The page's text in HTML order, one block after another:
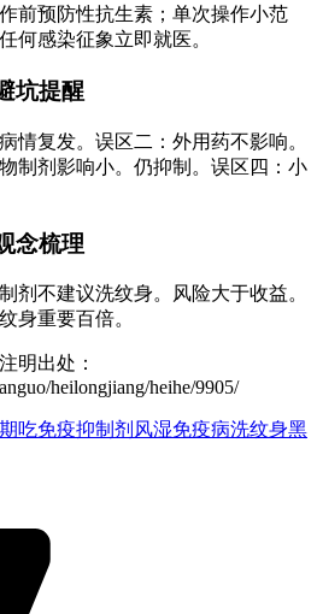
前预防性抗生素；单次操作小范
何感染征象立即就医。
坑提醒
情复发。误区二：外用药不影响。
制剂影响小。仍抑制。误区四：小
念梳理
剂不建议洗纹身。风险大于收益。
身重要百倍。
明出处：
heilongjiang/heihe/9905/
吃免疫抑制剂 风湿免疫病洗纹身黑